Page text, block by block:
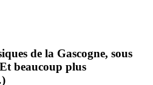
de la Gascogne, sous
beaucoup plus